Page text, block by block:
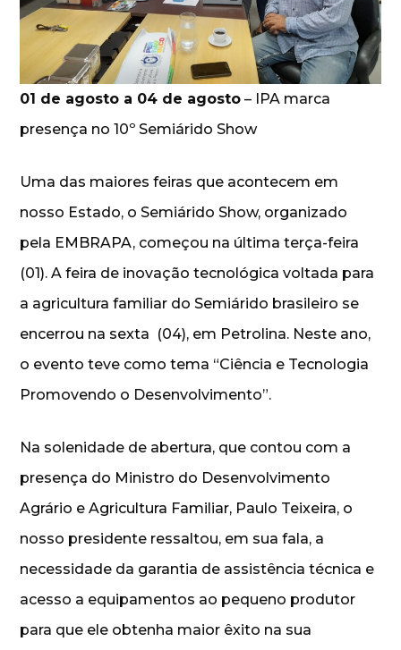
01 de agosto a 04 de agosto – IPA marca
presença no 10º Semiárido Show
Uma das maiores feiras que acontecem em
nosso Estado, o Semiárido Show, organizado
pela EMBRAPA, começou na última terça-feira
(01). A feira de inovação tecnológica voltada para
a agricultura familiar do Semiárido brasileiro se
encerrou na sexta (04), em Petrolina. Neste ano,
o evento teve como tema “Ciência e Tecnologia
Promovendo o Desenvolvimento”.
Na solenidade de abertura, que contou com a
presença do Ministro do Desenvolvimento
Agrário e Agricultura Familiar, Paulo Teixeira, o
nosso presidente ressaltou, em sua fala, a
necessidade da garantia de assistência técnica e
acesso a equipamentos ao pequeno produtor
para que ele obtenha maior êxito na sua